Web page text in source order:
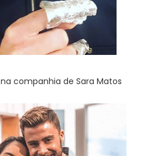
na companhia de Sara Matos